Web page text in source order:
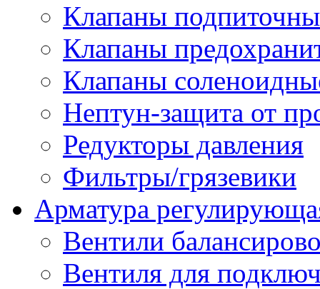
Клапаны
Клапаны
Клапаны
Нептун-защита от
Редукторы давления
Фильтры/грязевики
Арматура
Вентили
Вентиля для